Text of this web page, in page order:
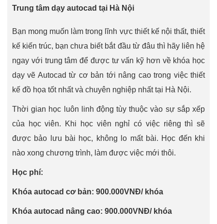
Trung tâm dạy autocad tại Hà Nội
Bạn mong muốn làm trong lĩnh vực thiết kế nội thất, thiết
kế kiến trúc, bạn chưa biết bắt đầu từ đâu thì hãy liên hệ
ngay với trung tâm để được tư vấn kỹ hơn về khóa học
dạy vẽ Autocad từ cơ bản tới nâng cao trong việc thiết
kế đồ họa tốt nhất và chuyên nghiệp nhất tại Hà Nội.
Thời gian học luôn linh động tùy thuộc vào sự sắp xếp
của học viên. Khi học viên nghỉ có việc riêng thì sẽ
được bảo lưu bài học, không lo mất bài. Học đến khi
nào xong chương trình, làm được việc mới thôi.
Học phí:
Khóa autocad cơ bản: 900.000VNĐ/ khóa
Khóa autocad nâng cao: 900.000VNĐ/ khóa